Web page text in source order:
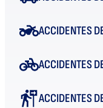
ACCIDENTES
ACCIDENTES
ACCIDENTES